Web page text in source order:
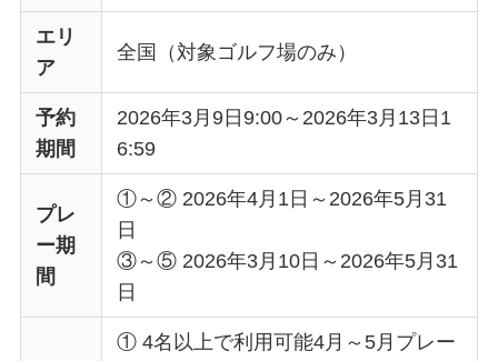
エリ
ア
全国（対象ゴルフ場のみ）
予約
期間
2026年3月9日9:00～2026年3月13日1
6:59
プレ
ー期
間
①～② 2026年4月1日～2026年5月31
日
③～⑤ 2026年3月10日～2026年5月31
日
① 4名以上で利用可能4月～5月プレー